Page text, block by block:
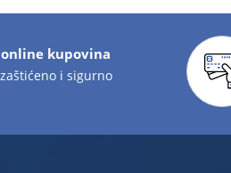
kupovina
i sigurno